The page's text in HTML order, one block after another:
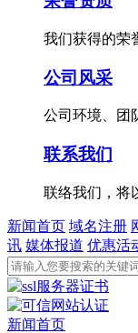
我们获得的荣
公司风采
公司环境、团
联系我们
联络我们，将
新闻首页 域名注册
讯 媒体报道 优惠活
新闻首页